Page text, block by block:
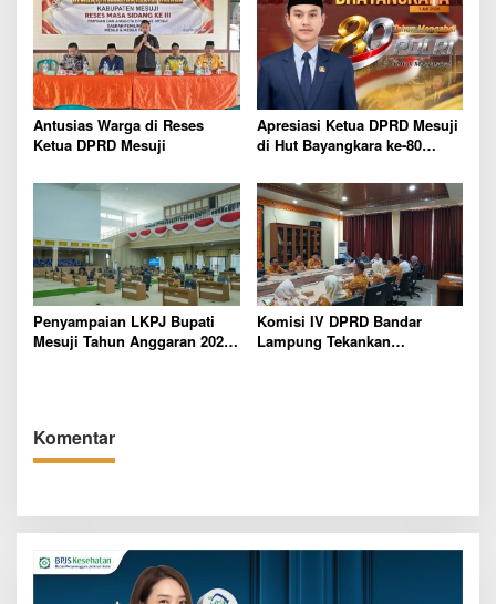
Antusias Warga di Reses
Ketua DPRD Mesuji
Apresiasi Ketua DPRD Mesuji
di Hut Bayangkara ke-80
Penyampaian LKPJ Bupati
Mesuji Tahun Anggaran 2025
Komisi IV DPRD Bandar
Lampung Tekankan
Komentar